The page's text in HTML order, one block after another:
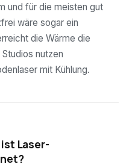
und für die meisten gut
wäre sogar ein
die Wärme die
nutzen
mit Kühlung.
Laser-